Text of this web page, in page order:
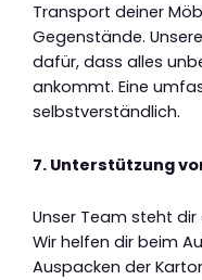
Transport deiner
Gegenstände.
dafür, dass alles
ankommt. Eine
selbstverständlich.
7. Unterstützung
Unser Team steht dir
Wir helfen dir beim
Auspacken der